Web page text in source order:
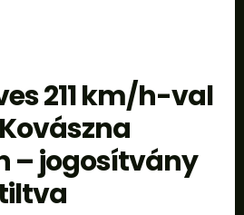
211 km/h-val
– jogosítvány